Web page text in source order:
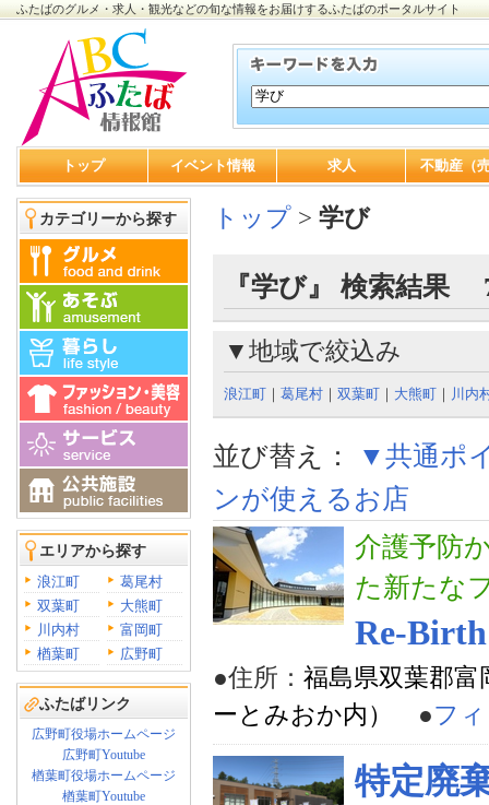
ふたばのグルメ・求人・観光などの旬な情報をお届けするふたばのポータルサイト
トップ イベント情報 求人 不動産（
カテゴリーから探す
エリアから探す
浪江町
葛尾村
双葉町
大熊町
川内村
富岡町
楢葉町
広野町
ふたばリンク
広野町役場ホームページ
広野町Youtube
楢葉町役場ホームページ
楢葉町Youtube
トップ > 学び
『学び』 検索結果
▼地域で絞込み
浪江町 ｜ 葛尾村 ｜ 双葉町 ｜ 大熊町 ｜ 川内
並び替え：
▼共通ポ
ンが使えるお店
介護予防
た新たな
Re-
●住所： 福島県双葉郡
ーとみおか内）
●フ
特定廃